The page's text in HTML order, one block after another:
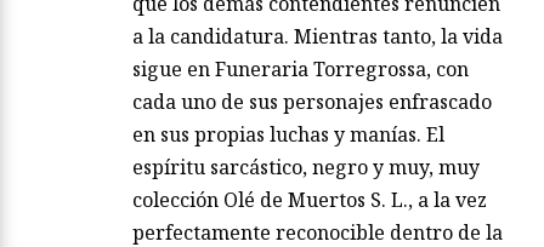
a la candidatura. Mientras tanto, la vida
sigue en Funeraria Torregrossa, con
cada uno de sus personajes enfrascado
en sus propias luchas y manías. El
espíritu sarcástico, negro y muy, muy
colección Olé de Muertos S. L., a la vez
perfectamente reconocible dentro de la